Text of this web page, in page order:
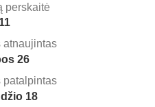
perskaitė
11
atnaujintas
26
patalpintas
18